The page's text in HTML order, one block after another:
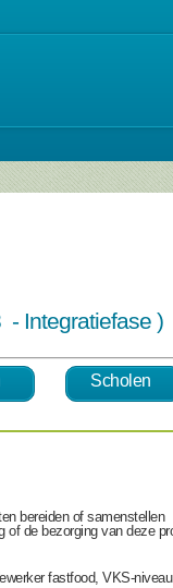
- Integratiefase )
Scholen
bereiden of samenstellen
of de bezorging van deze
fastfood, VKS-